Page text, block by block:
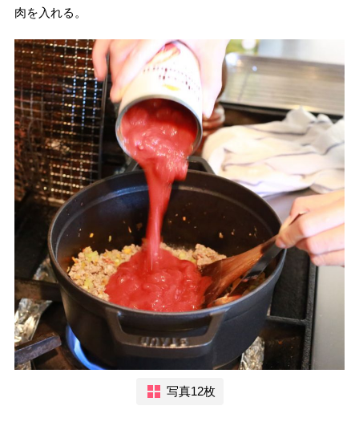
肉を入れる。
写真12枚